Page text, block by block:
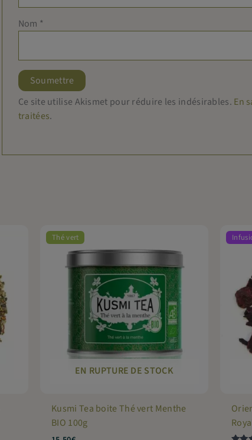
Nom *
Ce site utilise Akismet pour réduire les indésirables. En
traitées.
EN RUPTURE DE STOCK
Thé vert
Kusmi Tea boite Thé vert Menthe
BIO 100g